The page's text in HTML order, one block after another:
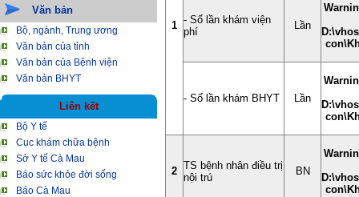
Văn bản
Bộ, ngành, Trung ương
Văn bản của tỉnh
Văn bản của Bệnh viện
Văn bản BHYT
Liên kết
Bộ Y tế
Cục khám chữa bệnh
Sở Y tế Cà Mau
Báo sức khỏe đời sống
Báo Cà Mau
1 - Số lần khám viện
phí
Lần
- Số lần khám BHYT Lần
2 TS bệnh nhân điều trị
nội trú
BN